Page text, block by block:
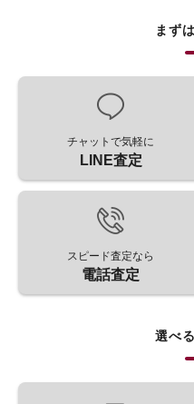
まず
チャットで気軽に
LINE査定
スピード査定なら
電話査定
選べ